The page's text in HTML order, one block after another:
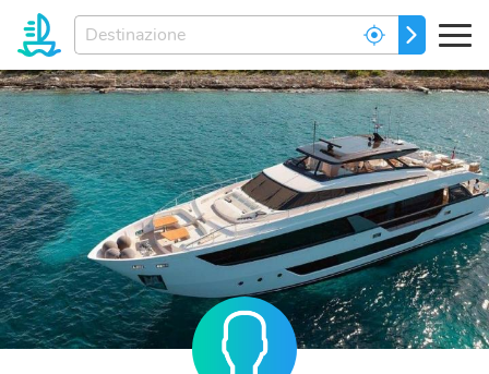
Inserisci
la
destinazione...
PARTIRE